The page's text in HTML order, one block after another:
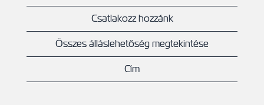
Csatlakozz hozzánk
Összes álláslehetőség megtekintése
Cím